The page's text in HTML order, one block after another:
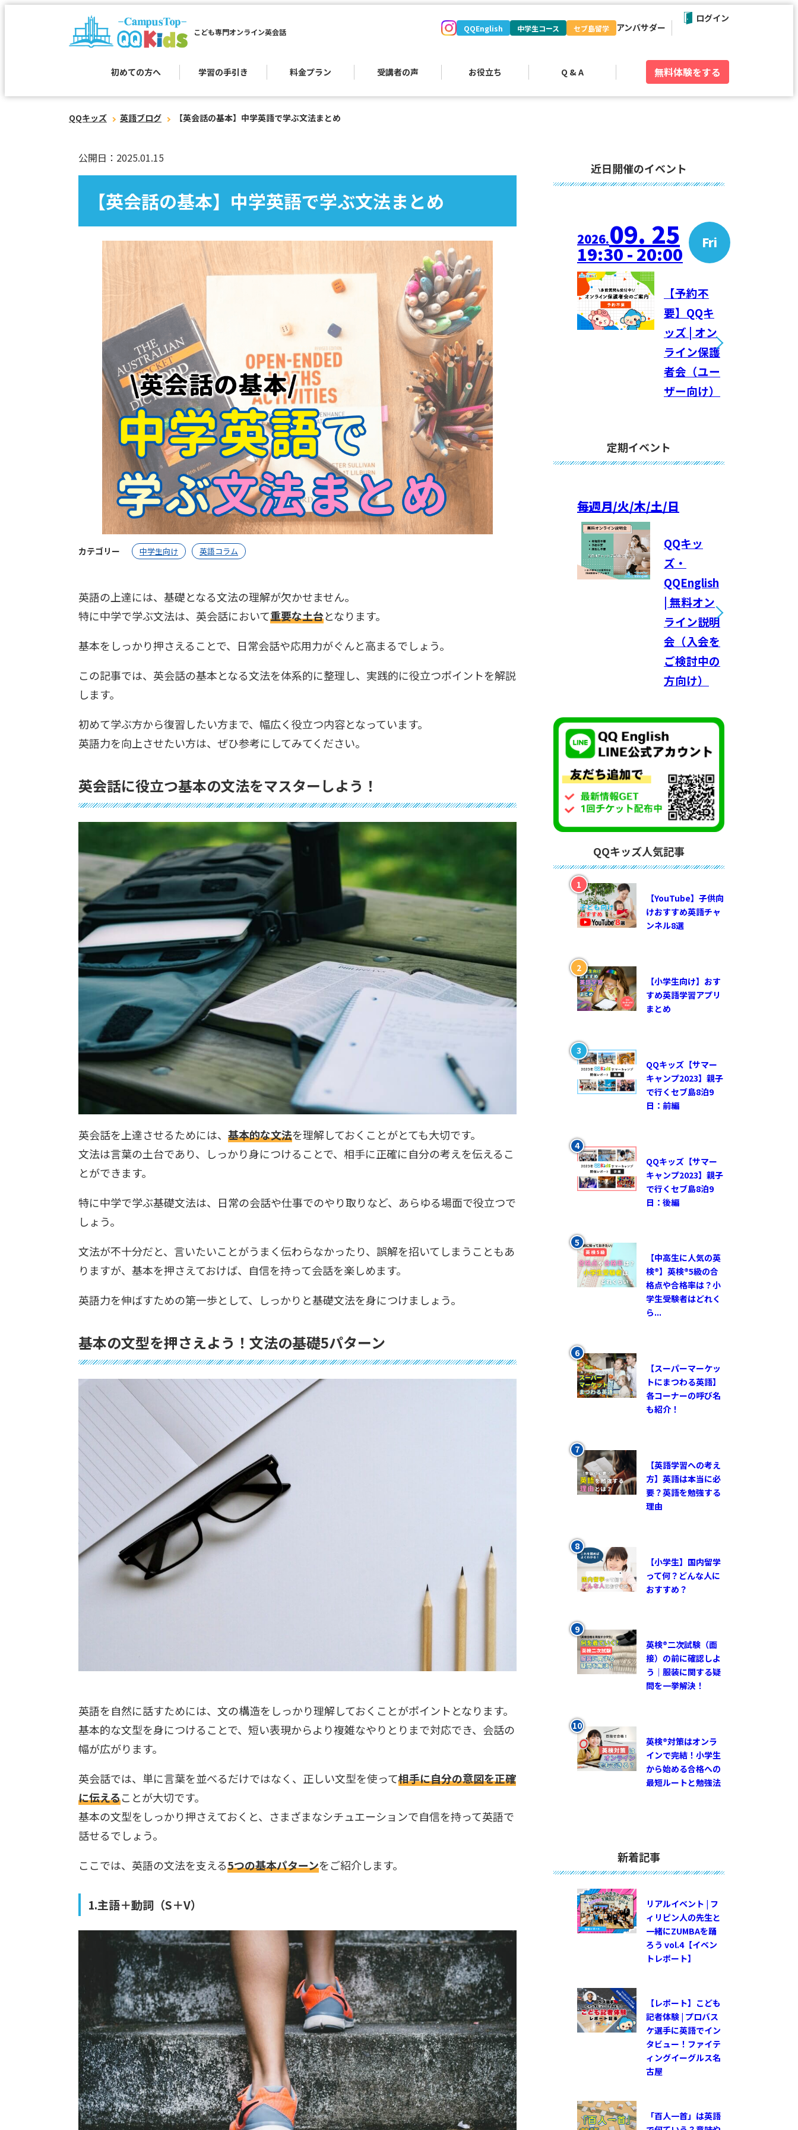
こども専門オンライン英会話
初めての方へ 学習の手引き 料金プラン 受講者の声 お役立ち Q & A
QQEnglish 中学生コース セブ島留学 アンバサダー
無料体験をする
ログイン
QQキッズ 英語ブログ 【英会話の基本】中学英語で学ぶ文法まとめ
公開日：2025.01.15
【英会話の基本】中学英語で学ぶ文法まとめ
カテゴリー 中学生向け 英語コラム
英語の上達には、基礎となる文法の理解が欠かせません。
特に中学で学ぶ文法は、英会話において重要な土台となります。
基本をしっかり押さえることで、日常会話や応用力がぐんと高まるでしょう。
この記事では、英会話の基本となる文法を体系的に整理し、実践的に役立つポイントを解説
します。
初めて学ぶ方から復習したい方まで、幅広く役立つ内容となっています。
英語力を向上させたい方は、ぜひ参考にしてみてください。
英会話に役立つ基本の文法をマスターしよう！
英会話を上達させるためには、 基本的な文法を理解しておくことがとても大切です。
文法は言葉の土台であり、しっかり身につけることで、相手に正確に自分の考えを伝えるこ
とができます。
特に中学で学ぶ基礎文法は、日常の会話や仕事でのやり取りなど、あらゆる場面で役立つで
しょう。
文法が不十分だと、言いたいことがうまく伝わらなかったり、誤解を招いてしまうこともあ
りますが、基本を押さえておけば、自信を持って会話を楽しめます。
英語力を伸ばすための第一歩として、しっかりと基礎文法を身につけましょう。
基本の文型を押さえよう！文法の基礎5パターン
英語を自然に話すためには、文の構造をしっかり理解しておくことがポイントとなります。
基本的な文型を身につけることで、短い表現からより複雑なやりとりまで対応でき、会話の
幅が広がります。
英会話では、単に言葉を並べるだけではなく、正しい文型を使って相手に自分の意図を正確
に伝えることが大切です。
基本の文型をしっかり押さえておくと、さまざまなシチュエーションで自信を持って英語で
話せるでしょう。
ここでは、英語の文法を支える5つの基本パターンをご紹介します。
1.主語＋動詞（S＋V）
近日開催のイベント
2026.09. 25 Fri
19:30 - 20:00
【予約不
要】QQキ
ッズ | オン
ライン保護
者会（ユー
ザー向け）
定期イベント
毎週月/火/木/土/日
QQキッ
ズ・
QQEnglish
| 無料オン
ライン説明
会（入会を
ご検討中の
方向け）
QQキッズ人気記事
【YouTube】子供向
けおすすめ英語チャ
ンネル8選
【小学生向け】おす
すめ英語学習アプリ
まとめ
QQキッズ【サマー
キャンプ2023】親子
で行くセブ島8泊9
日：前編
QQキッズ【サマー
キャンプ2023】親子
で行くセブ島8泊9
日：後編
【中高生に人気の英
検®︎】英検®︎5級の合
格点や合格率は？小
学生受験者はどれく
ら...
【スーパーマーケッ
トにまつわる英語】
各コーナーの呼び名
も紹介！
【英語学習への考え
方】英語は本当に必
要？英語を勉強する
理由
【小学生】国内留学
って何？どんな人に
おすすめ？
英検®︎二次試験（面
接）の前に確認しよ
う｜服装に関する疑
問を一挙解決！
英検®対策はオンラ
インで完結！小学生
から始める合格への
最短ルートと勉強法
新着記事
リアルイベント | フ
ィリピン人の先生と
一緒にZUMBAを踊
ろう vol.4【イベン
トレポート】
【レポート】こども
記者体験 | プロバス
ケ選手に英語でイン
タビュー！ファイテ
ィングイーグルス名
古屋
「百人一首」は英語